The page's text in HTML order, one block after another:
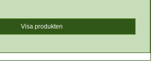
Visa produkten